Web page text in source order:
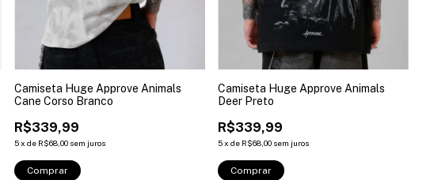
Camiseta Huge Approve Animals
Cane Corso Branco
R$339,99
5xde R$68,00 sem juros
Comprar
Camiseta Huge Approve Animals
Deer Preto
R$339,99
5xde R$68,00 sem juros
Comprar